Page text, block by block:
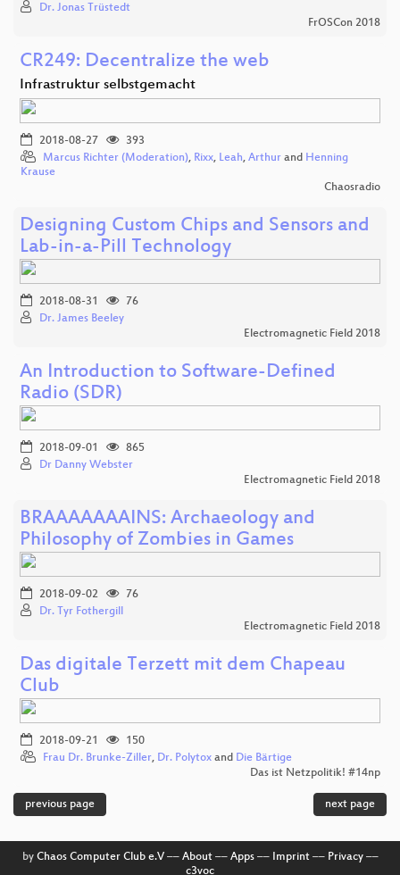
Dr. Jonas Trüstedt
FrOSCon 2018
CR249: Decentralize the web
Infrastruktur selbstgemacht
2018-08-27
393
Marcus Richter (Moderation), Rixx, Leah, Arthur and Henning
Krause
Chaosradio
Designing Custom Chips and Sensors and
Lab-in-a-Pill Technology
2018-08-31
76
Dr. James Beeley
Electromagnetic Field 2018
An Introduction to Software-Defined
Radio (SDR)
2018-09-01
865
Dr Danny Webster
Electromagnetic Field 2018
BRAAAAAAAINS: Archaeology and
Philosophy of Zombies in Games
2018-09-02
76
Dr. Tyr Fothergill
Electromagnetic Field 2018
Das digitale Terzett mit dem Chapeau
Club
2018-09-21
150
Frau Dr. Brunke-Ziller, Dr. Polytox and Die Bärtige
Das ist Netzpolitik! #14np
previous page next page
by Chaos Computer Club e.V–– About–– Apps–– Imprint–– Privacy––
c3voc